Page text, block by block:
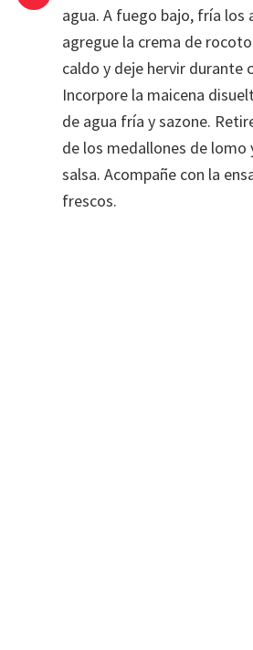
agua. A fuego bajo, fría los
agregue la crema de
caldo y deje hervir durante
Incorpore la maicena
de agua fría y sazone.
de los medallones de lomo
salsa. Acompañe con la
frescos.